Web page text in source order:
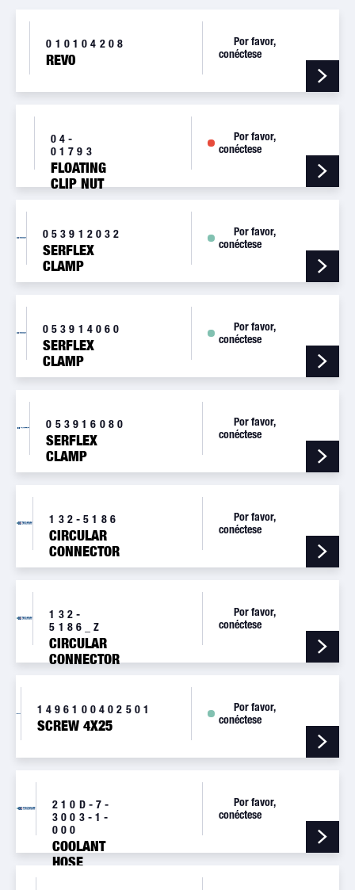
010104208
REV0
Por favor,
conéctese
04-
01793
FLOATING
CLIP NUT
Por favor,
conéctese
053912032
SERFLEX
CLAMP
Por favor,
conéctese
053914060
SERFLEX
CLAMP
Por favor,
conéctese
053916080
SERFLEX
CLAMP
Por favor,
conéctese
132-5186
CIRCULAR
CONNECTOR
TO 12
Por favor,
conéctese
132-
5186_Z
CIRCULAR
CONNECTOR
Por favor,
conéctese
1496100402501
SCREW 4X25
Por favor,
conéctese
210D-7-
3003-1-
000
COOLANT
HOSE
Por favor,
conéctese